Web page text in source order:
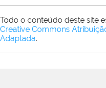
Todo o conteúdo deste site
Creative Commons
Adaptada.